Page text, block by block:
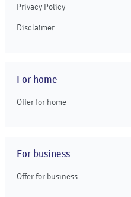
Privacy Policy
Disclaimer
For home
Offer for home
For business
Offer for business